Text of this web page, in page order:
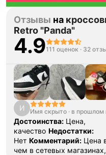
Тройная
Товар сертифицирован и
Проверяем на
по 16 параметрам.
Если придёт подделка —
в трёхкратном размере.
Как мы провеяем товары
Отзывы на
Retro "Panda"
4.9111 оценок · 32
И Имя скрыто · в прошлом
Достоинства: Цена,
качество Недостатки:
Нет Комментарий: Цена
чем в сетевых